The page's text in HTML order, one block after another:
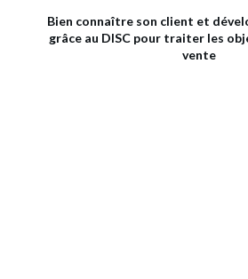
Bien connaître son client et
grâce au DISC pour traiter les
vente